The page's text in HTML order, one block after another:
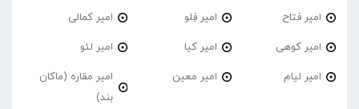
امیر فتاح امیر فِلو امیر کمالی
امیر کوهی امیر کیا امیر لئو
امیر لیام امیر معین
امیر مقاره (ماکان
بند)